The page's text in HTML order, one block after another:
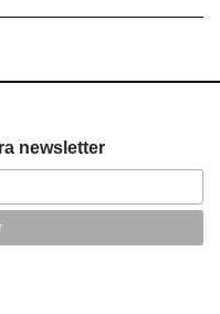
newsletter